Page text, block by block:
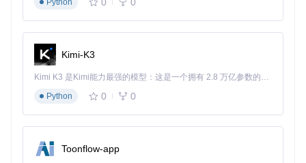
封装成.torrent文件，包含资源的所有必要信息，使下载工
具能够直接识别和使用。
2.2 三步完成系统配置
配置步骤1：安装核心依赖库
根据不同操作系统选择对应的安装命令：
Debian/Ubuntu系统 ：
# 更新系统包并安装Python3的libtorrent库
Python
Kimi-K3
Kimi K3 是Kimi能力最强的模型：这是一个拥有 2.8 万亿参数的混合专家（MoE）模型，具备原生视觉理解能力，并支持 100 万 token 的上下文窗口。
Python
0 0
Toonflow-app